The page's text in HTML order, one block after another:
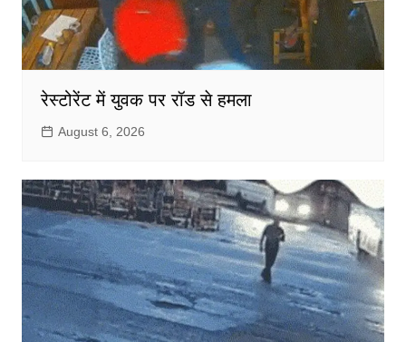
रेस्टोरेंट में युवक पर रॉड से हमला
August 6, 2026